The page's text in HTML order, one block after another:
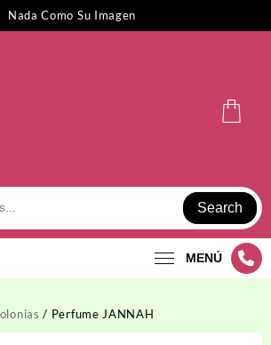
Nada Como Su Imagen
Search
MENÚ
/ Perfume JANNAH